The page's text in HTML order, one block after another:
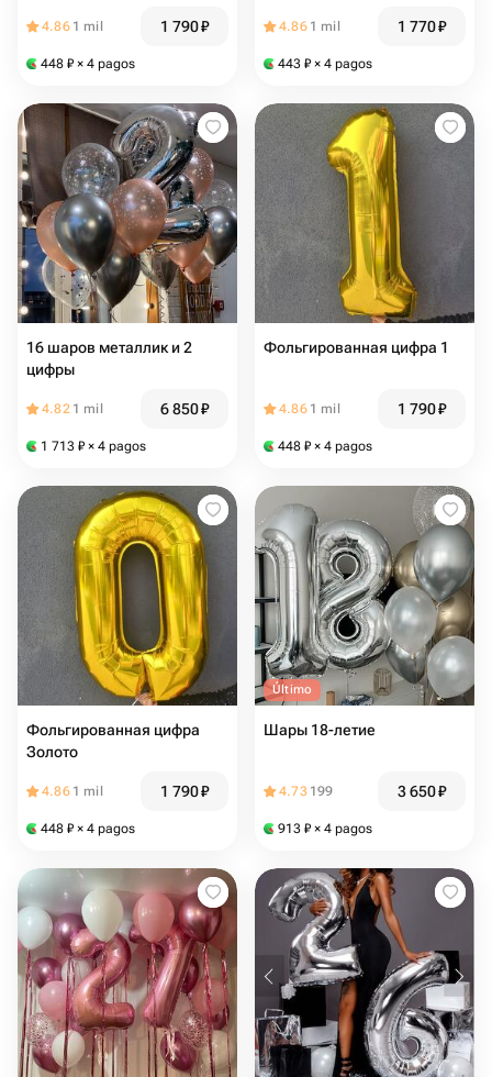
4.86 1 mil 1 790₽
448 ₽ × 4 pagos
4.86 1 mil 1 770₽
443 ₽ × 4 pagos
16 шаров металлик и 2
цифры
4.82 1 mil 6 850₽
1 713 ₽ × 4 pagos
Фольгированная цифра 1
4.86 1 mil 1 790₽
448 ₽ × 4 pagos
Фольгированная цифра
Золото
4.86 1 mil 1 790₽
448 ₽ × 4 pagos
Último
Шары 18-летие
4.73 199 3 650₽
913 ₽ × 4 pagos